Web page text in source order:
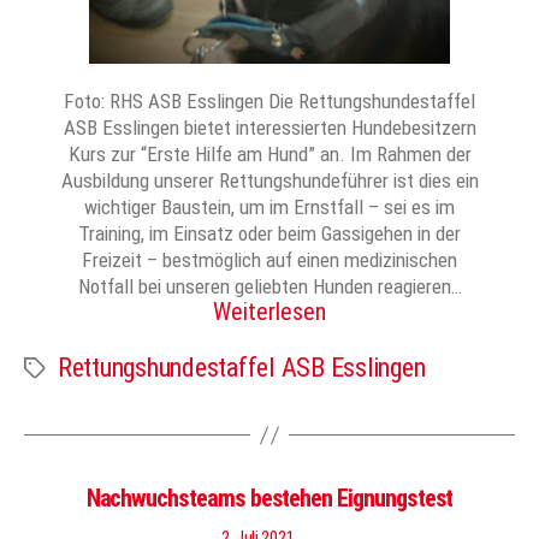
Foto: RHS ASB Esslingen Die Rettungshundestaffel
ASB Esslingen bietet interessierten Hundebesitzern
Kurs zur “Erste Hilfe am Hund” an. Im Rahmen der
Ausbildung unserer Rettungshundeführer ist dies ein
wichtiger Baustein, um im Ernstfall – sei es im
Training, im Einsatz oder beim Gassigehen in der
Freizeit – bestmöglich auf einen medizinischen
Notfall bei unseren geliebten Hunden reagieren…
Weiterlesen
Schlagwörter
Rettungshundestaffel ASB Esslingen
Nachwuchsteams bestehen Eignungstest